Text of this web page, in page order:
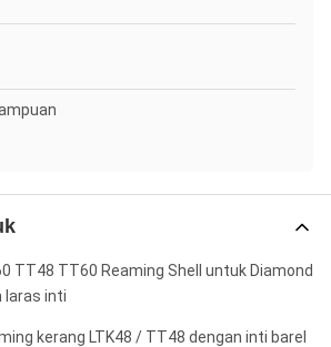
TT48 TT60 Reaming Shell untuk Diamond
laras inti
kerang LTK48 / TT48 dengan inti barel